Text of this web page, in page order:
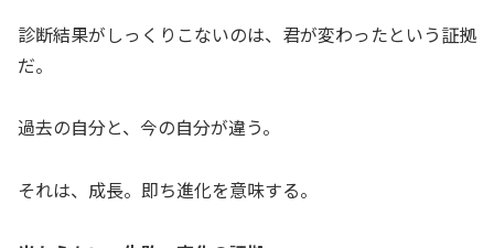
診断結果がしっくりこないのは、君が変わったという証拠
だ。
過去の自分と、今の自分が違う。
それは、成長。即ち進化を意味する。